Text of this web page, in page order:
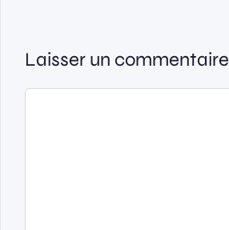
Laisser un commentaire